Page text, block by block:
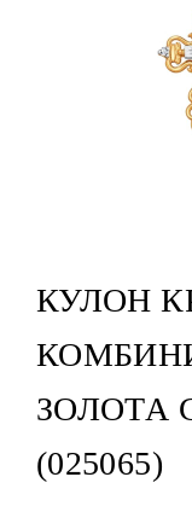
КУЛОН
ЗОЛОТА
(025065)